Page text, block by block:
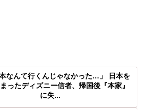
なんて行くんじゃなかった…」 日本を
ったディズニー信者、帰国後『本家』
に失...